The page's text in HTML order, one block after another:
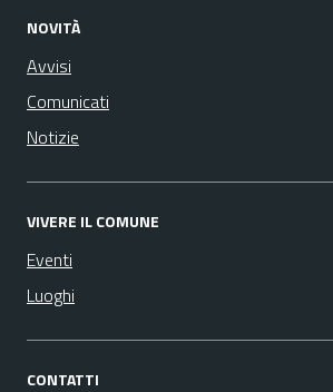
NOVITÀ
Avvisi
Comunicati
Notizie
VIVERE IL COMUNE
Eventi
Luoghi
CONTATTI